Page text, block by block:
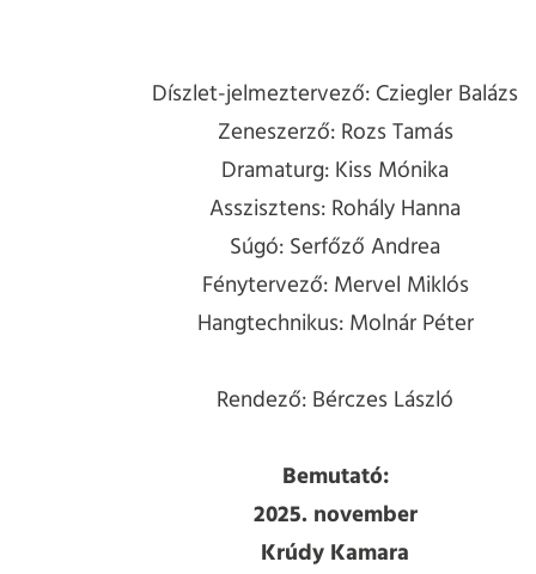
Díszlet-jelmeztervező: Cziegler Balázs
Zeneszerző: Rozs Tamás
Dramaturg: Kiss Mónika
Asszisztens: Rohály Hanna
Súgó: Serfőző Andrea
Fénytervező: Mervel Miklós
Hangtechnikus: Molnár Péter
Rendező: Bérczes László
Bemutató:
2025. november
Krúdy Kamara